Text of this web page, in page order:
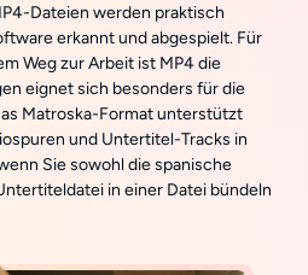
Dateien werden praktisch
erkannt und abgespielt. Für
Weg zur Arbeit ist MP4 die
eignet sich besonders für die
Matroska-Format unterstützt
und Untertitel-Tracks in
Sie sowohl die spanische
in einer Datei bündeln